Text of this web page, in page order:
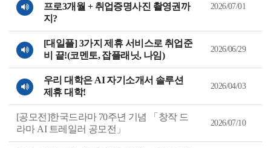
정
표
프로3개월 + 취업증명사진 촬영권까
지?
2026/07/01
[대일플] 3가지 제휴 서비스로 취업준
비 끝!(코멘토, 잡플래닛, 나임)
2026/06/29
우리 대학은 AI 자기소개서 솔루션
제휴 대학!
2026/04/03
[공모전]한국드라마 70주년 기념 「창작 드
라마 AI 트레일러 공모전」
2026/07/10